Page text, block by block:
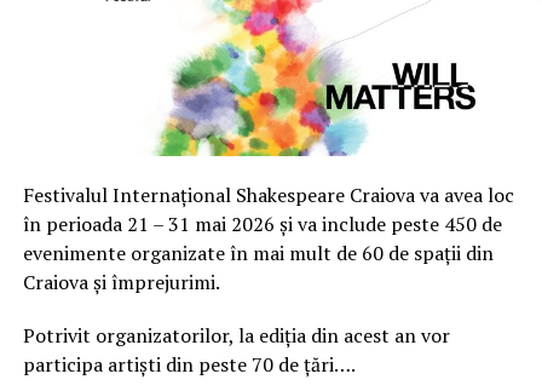
Festivalul Internațional Shakespeare Craiova va avea loc
în perioada 21 – 31 mai 2026 și va include peste 450 de
evenimente organizate în mai mult de 60 de spații din
Craiova și împrejurimi.
Potrivit organizatorilor, la ediția din acest an vor
participa artiști din peste 70 de țări….